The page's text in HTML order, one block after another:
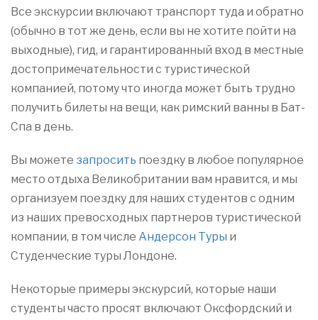
Все экскурсии включают транспорт туда и обратно
(обычно в тот же день, если вы не хотите пойти на
выходные), гид, и гарантированный вход в местные
достопримечательности с туристической
компанией, потому что иногда может быть трудно
получить билеты на вещи, как римский ванны в Бат-
Спа в день.
Вы можете запросить поездку в любое популярное
место отдыха Великобритании вам нравится, и мы
организуем поездку для наших студентов с одним
из наших превосходных партнеров туристической
компании, в том числе Андерсон Туры и
Студенческие туры Лондоне.
Некоторые примеры экскурсий, которые наши
студенты часто просят включают Оксфордский и